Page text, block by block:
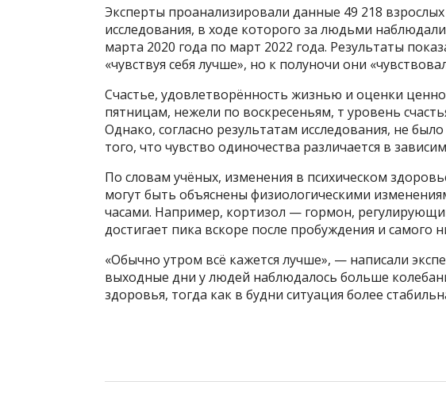
Эксперты проанализировали данные 49 218
исследования, в ходе которого за людьми
марта 2020 года по март 2022 года. Результаты
«чувствуя себя лучше», но к полуночи они
Счастье, удовлетворённость жизнью и оценки
пятницам, нежели по воскресеньям, т уровень
Однако, согласно результатам исследования, не
того, что чувство одиночества различается в
По словам учёных, изменения в психическом
могут быть объяснены физиологическими
часами. Например, кортизол — гормон,
достигает пика вскоре после пробуждения и самого
«Обычно утром всё кажется лучше», — написали
выходные дни у людей наблюдалось больше
здоровья, тогда как в будни ситуация более